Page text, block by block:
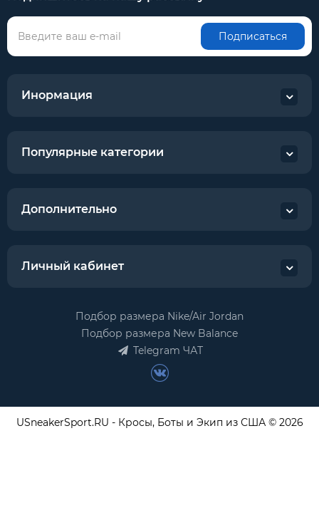
Подписаться
Инормация
Популярные категории
Дополнительно
Личный кабинет
Подбор размера Nike/Air Jordan
Подбор размера New Balance
Telegram ЧАТ
USneakerSport.RU - Кросы, Боты и Экип из США © 2026